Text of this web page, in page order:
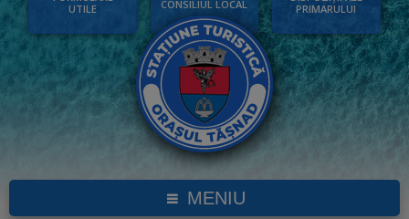
UTILE
CONSILIUL LOCAL
PRIMARULUI
MENIU